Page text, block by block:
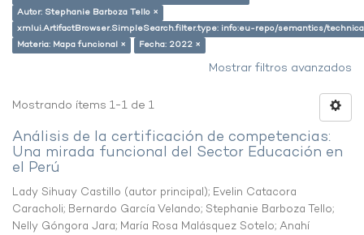
Autor: Stephanie Barboza Tello ×
xmlui.ArtifactBrowser.SimpleSearch.filter.type: info:eu-repo/semantics/
Materia: Mapa funcional ×
Fecha: 2022 ×
Mostrar filtros avanzados
Mostrando ítems 1-1 de 1
Análisis de la certificación de competencias:
Una mirada funcional del Sector Educación en
el Perú
Lady Sihuay Castillo (autor principal); Evelin Catacora
Caracholi; Bernardo García Velando; Stephanie Barboza Tello;
Nelly Góngora Jara; María Rosa Malásquez Sotelo; Anahí